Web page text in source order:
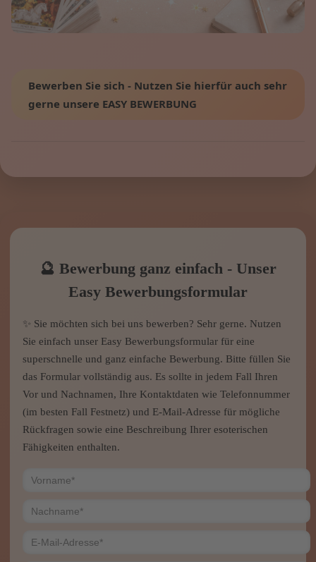
Bewerben Sie sich - Nutzen Sie hierfür auch sehr
gerne unsere EASY BEWERBUNG
🔮 Bewerbung ganz einfach - Unser
Easy Bewerbungsformular
✨ Sie möchten sich bei uns bewerben? Sehr gerne. Nutzen
Sie einfach unser Easy Bewerbungsformular für eine
superschnelle und ganz einfache Bewerbung. Bitte füllen Sie
das Formular vollständig aus. Es sollte in jedem Fall Ihren
Vor und Nachnamen, Ihre Kontaktdaten wie Telefonnummer
(im besten Fall Festnetz) und E-Mail-Adresse für mögliche
Rückfragen sowie eine Beschreibung Ihrer esoterischen
Fähigkeiten enthalten.